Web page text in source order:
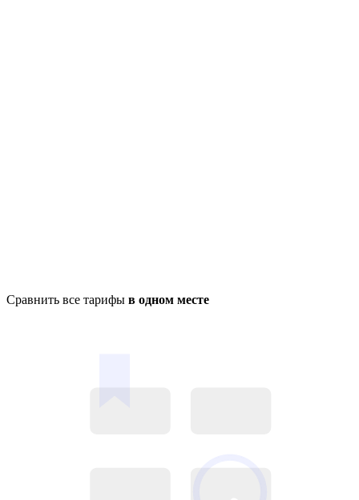
Сравнить все тарифы в одном месте